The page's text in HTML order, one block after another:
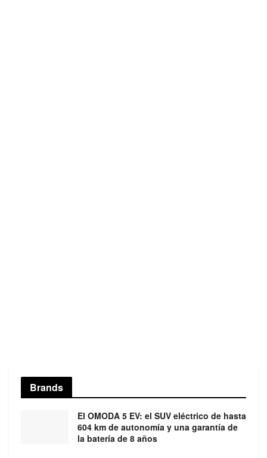
Brands
El OMODA 5 EV: el SUV eléctrico de hasta
604 km de autonomía y una garantía de
la batería de 8 años